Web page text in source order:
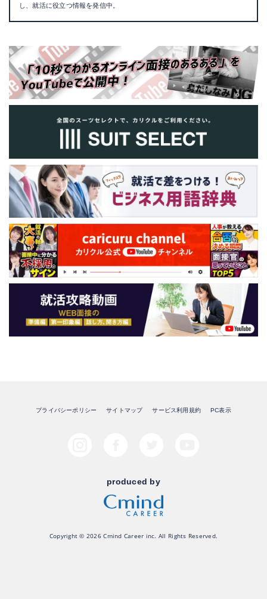
し、就活に役立つ情報を発信中。
プライバシーポリシー サイトマップ サービス利用規約 PC表示
produced by
Copyright © 2026 Cmind Career inc. All Rights Reserved.